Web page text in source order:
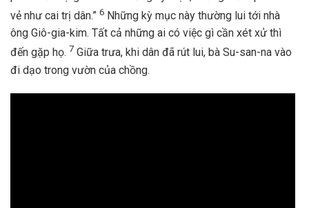
vẻ như cai trị dân.” 6 Những kỳ mục này thường lui tới nhà
ông Giô-gia-kim. Tất cả những ai có việc gì cần xét xử thì
đến gặp họ. 7 Giữa trưa, khi dân đã rút lui, bà Su-san-na vào
đi dạo trong vườn của chồng.